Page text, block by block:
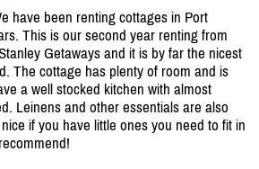
have been renting cottages in Port
This is our second year renting from
Getaways and it is by far the nicest
The cottage has plenty of room and is
a well stocked kitchen with almost
Leinens and other essentials are also
if you have little ones you need to fit in